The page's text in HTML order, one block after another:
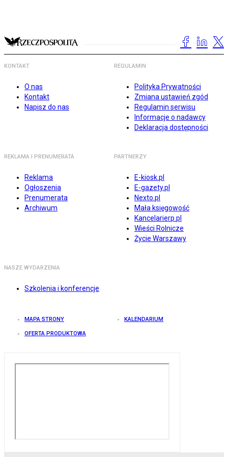
KONTAKT
O nas
Kontakt
Napisz do nas
REGULAMIN
Polityka Prywatności
Zmiana ustawień zgód
Regulamin serwisu
Informacje o nadawcy
Deklaracja dostępności
REKLAMA I PRENUMERATA
Reklama
Ogłoszenia
Prenumerata
Archiwum
PARTNERZY
E-kiosk.pl
E-gazety.pl
Nexto.pl
Mała księgowość
Kancelarierp.pl
Wieści Rolnicze
Życie Warszawy
NASZE WYDARZENIA
Szkolenia i konferencje
MAPA STRONY KALENDARIUM
OFERTA PRODUKTOWA